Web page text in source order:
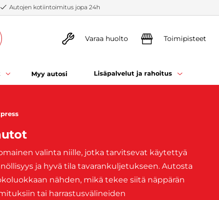
Autojen kotiintoimitus jopa 24h
Varaa huolto Toimipisteet
Myy autosi Lisäpalvelut ja rahoitus
valinta niille, jotka tarvitsevat käytettyä
ja hyvä tila tavarankuljetukseen. Autosta
nähden, mikä tekee siitä näppärän
tai harrastusvälineiden